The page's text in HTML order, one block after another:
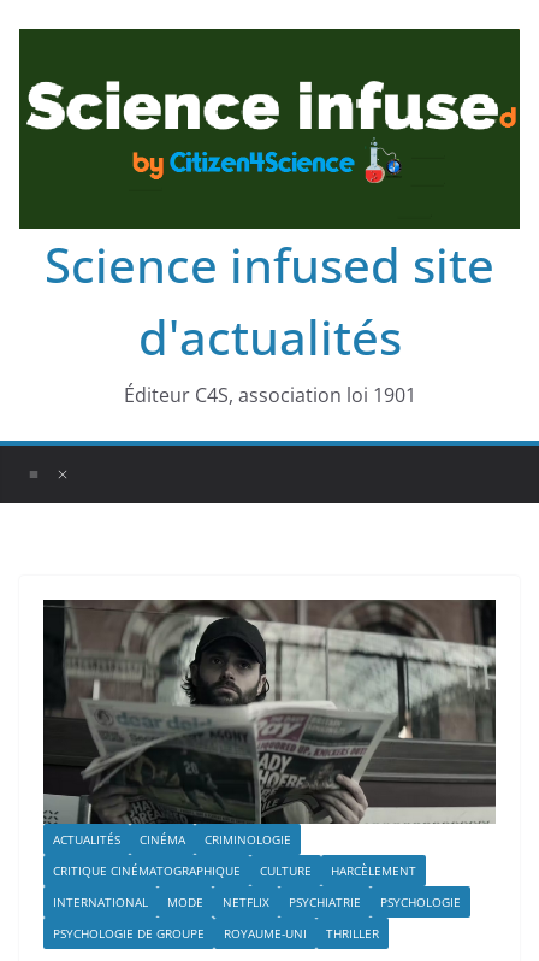
Science infused site
d'actualités
Éditeur C4S, association loi 1901
ACTUALITÉS CINÉMA
CRIMINOLOGIE
CRITIQUE CINÉMATOGRAPHIQUE
CULTURE
HARCÈLEMENT
INTERNATIONAL
MODE NETFLIX PSYCHIATRIE
PSYCHOLOGIE
PSYCHOLOGIE DE GROUPE
ROYAUME-UNI THRILLER